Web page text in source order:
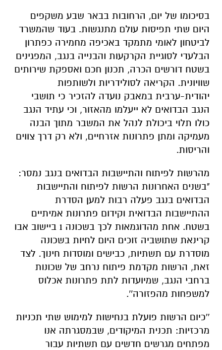
בסיכומו של יום, הרחובות בבאר שבע משקפים
היום שתי תפיסות עולם מתנגשות. בעוד שהמשרד
לביטחון לאומי מתמקד באכיפה מחמירה כפתרון
הבלעדי לסוגיית הקרקעות והבנייה בנגב, המפגינים
בשטח דורשים הכרה, תכנון חכם ואספקת שירותים
שוויונית. הקריאה לסולידריות ולשותפות
יהודית-ערבית במאבק נועדה להזכיר כי תושבי
הנגב הבדואים לא ייעלמו מהאזור, וכי עתיד הנגב
כולו תלוי ביכולת לנהל את המשבר מתוך הבנה
מעמיקה ומתן פתרונות אזרחיים, ולא רק דרך צווים
והריסות.
מהרשות לפיתוח והתיישבות הבדואים בנגב נמסר:
"בשנים האחרונות הרשות לפיתוח והתיישבות
הבדואים בנגב פעלה רבות למען הסדרת
ההתיישבות הבדואית וקידום פתרונות אמיתיים
בשטח. אחת מהדוגמאות לכך בשכונה 1 ביישוב אבו
קרינאת שתושביה זוכים היום לחיות בשכונה
מוסדרת עם תשתיות, כבישים ומוסדות חינוך. לצד
זאת, הרשות מקדמת פיתוח נרחב של שכונות
ברחבי הנגב, שמיועדות לתת פתרונות אכלוס
למשפחות מהפזורה''.
''כיום הרשות פועלת בנחישות למימוש שתי תכניות
מרכזיות: תכנית המיקודים, שבמסגרתה אנו
מפתחים מגרשים חדשים עם תשתיות עבור